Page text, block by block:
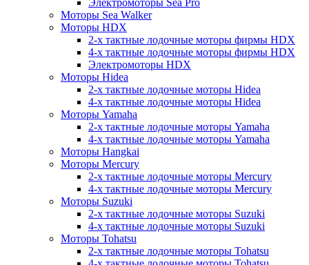
Электромоторы Sea Pro
Моторы Sea Walker
Моторы HDX
2-х тактные лодочные моторы фирмы HDX
4-х тактные лодочные моторы фирмы HDX
Электромоторы HDX
Моторы Hidea
2-х тактные лодочные моторы Hidea
4-х тактные лодочные моторы Hidea
Моторы Yamaha
2-х тактные лодочные моторы Yamaha
4-х тактные лодочные моторы Yamaha
Моторы Hangkai
Моторы Mercury
2-х тактные лодочные моторы Mercury
4-х тактные лодочные моторы Mercury
Моторы Suzuki
2-х тактные лодочные моторы Suzuki
4-х тактные лодочные моторы Suzuki
Моторы Tohatsu
2-х тактные лодочные моторы Tohatsu